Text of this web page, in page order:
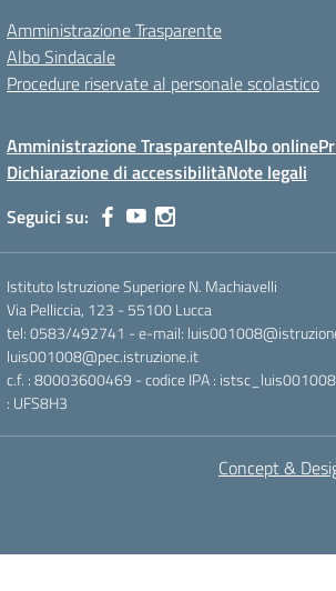
Amministrazione Trasparente
Albo Sindacale
Procedure riservate al personale scolastico
Amministrazione TrasparenteAlbo online
Dichiarazione di accessibilitàNote legali
Seguici su:
Istituto Istruzione Superiore N. Machiavelli
Via Pelliccia, 123 - 55100 Lucca
tel: 0583/492741 - e-mail:
luis001008@pec.istruzione.it
c.f. : 80003600469 - codice IPA :
: UFS8H3
Concept &